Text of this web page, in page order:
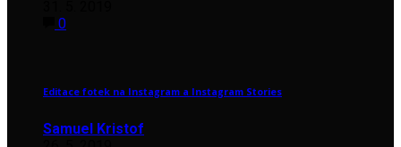
0
Editace fotek na Instagram a Instagram Stories
Samuel Kristof